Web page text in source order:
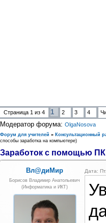
Страница 1 из 4 1 2 3 4
Модератор форума: OlgaNosova
Форум для учителей » Консультационный
способы заработка на компьютере)
Заработок с помощью ПК
Вл@диМир Дата:
Борисов Владимир Анатольевич
(информатика и ИКТ)